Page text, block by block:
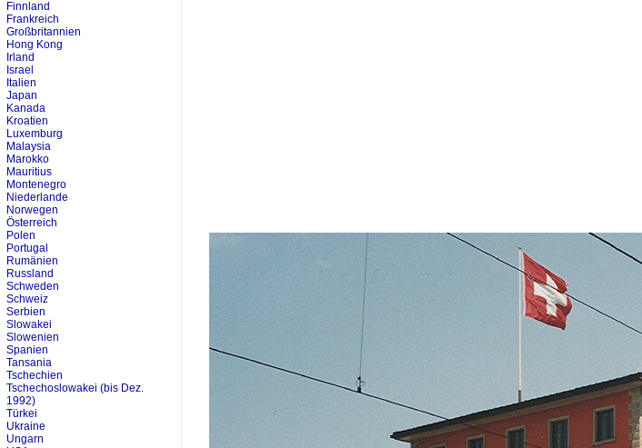
Finnland
Frankreich
Großbritannien
Hong Kong
Irland
Israel
Italien
Japan
Kanada
Kroatien
Luxemburg
Malaysia
Marokko
Mauritius
Montenegro
Niederlande
Norwegen
Österreich
Polen
Portugal
Rumänien
Russland
Schweden
Schweiz
Serbien
Slowakei
Slowenien
Spanien
Tansania
Tschechien
Tschechoslowakei (bis Dez.
1992)
Türkei
Ukraine
Ungarn